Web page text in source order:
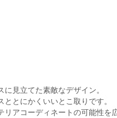
見立てた素敵なデザイン。
とにかくいいとこ取りです。
リアコーディネートの可能性を